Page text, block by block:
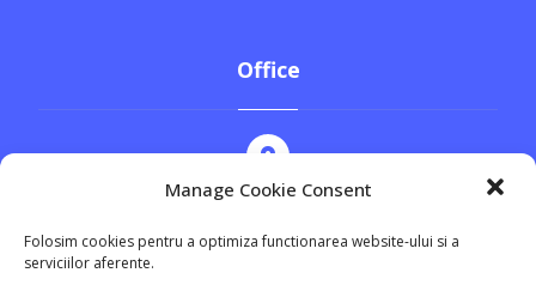
Manage Cookie Consent
Folosim cookies pentru a optimiza functionarea website-ului si a
serviciilor aferente.
Office
Str. Cezar Bolliac, nr.8, Sector 3